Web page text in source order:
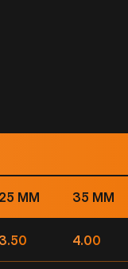
25 MM 35 MM
3.50 4.00